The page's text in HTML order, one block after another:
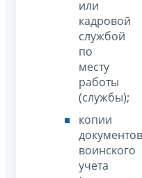
или
кадровой
службой
по
месту
работы
(службы);
копии
документов
воинского
учета